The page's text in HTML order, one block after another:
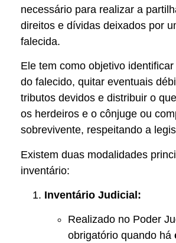
necessário para realizar a
direitos e dívidas deixados por
falecida.
Ele tem como objetivo
do falecido, quitar eventuais
tributos devidos e distribuir o
os herdeiros e o cônjuge ou
sobrevivente, respeitando a
Existem duas modalidades
inventário:
Inventário Judicial:
Realizado no Poder
obrigatório quando há